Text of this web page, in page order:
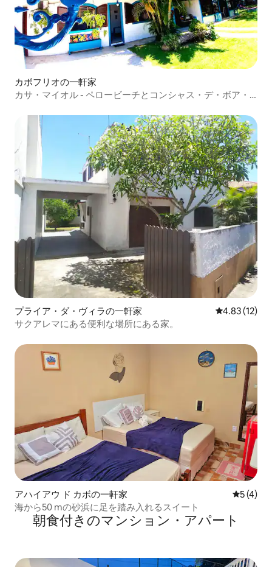
カボフリオの一軒家
カサ・マイオル - ペロービーチとコンシャス・デ・ボア・
プライア・ダ・ヴィラの一軒家 レビュー12
4.83 (12)
サクアレマにある便利な場所にある家。
アハイアウ ド カボの一軒家 レビュー
5 (4)
海から50 mの砂浜に足を踏み入れるスイート
朝食付きのマンション・アパート